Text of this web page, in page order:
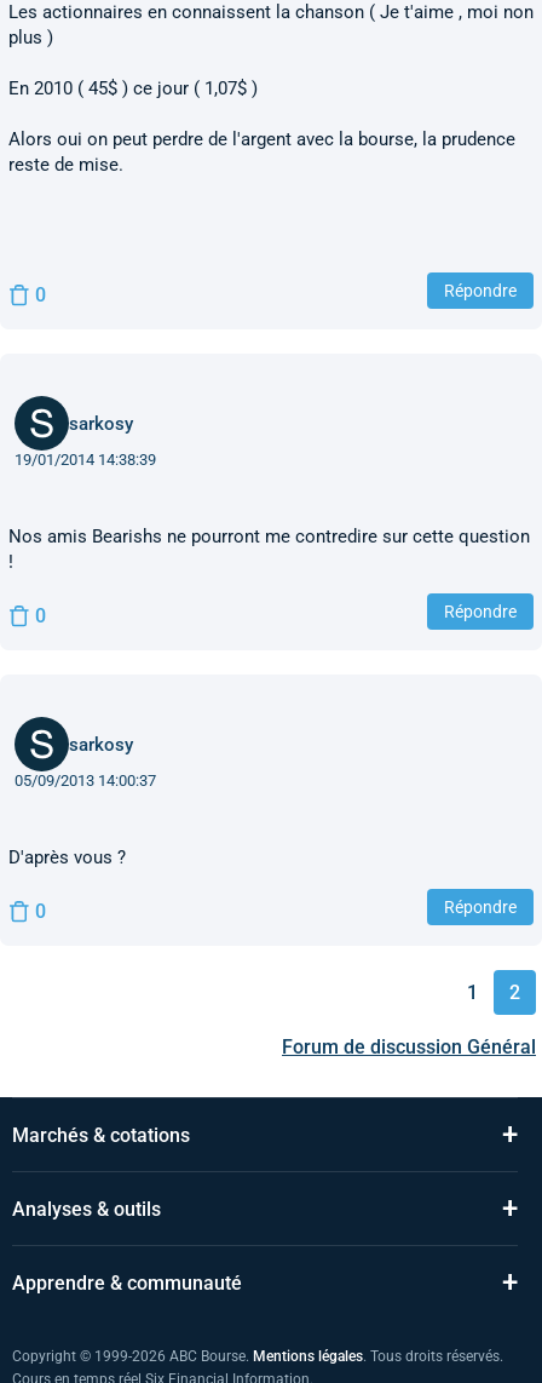
Les actionnaires en connaissent la chanson ( Je t'aime , moi non
plus )
En 2010 ( 45$ ) ce jour ( 1,07$ )
Alors oui on peut perdre de l'argent avec la bourse, la prudence
reste de mise.
0 Répondre
sarkosy
19/01/2014 14:38:39
Nos amis Bearishs ne pourront me contredire sur cette question
!
0 Répondre
sarkosy
05/09/2013 14:00:37
D'après vous ?
0 Répondre
1 2
Forum de discussion Général
Marchés & cotations +
Analyses & outils +
Apprendre & communauté +
Copyright © 1999-2026 ABC Bourse. Mentions légales. Tous droits réservés.
Cours en temps réel Six Financial Information.